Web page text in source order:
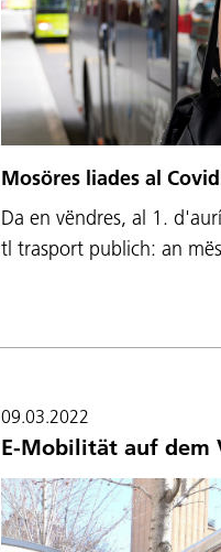
Mosöres liades al
Da en vëndres, al 1.
tl trasport publich: an
09.03.2022
E-Mobilität auf dem